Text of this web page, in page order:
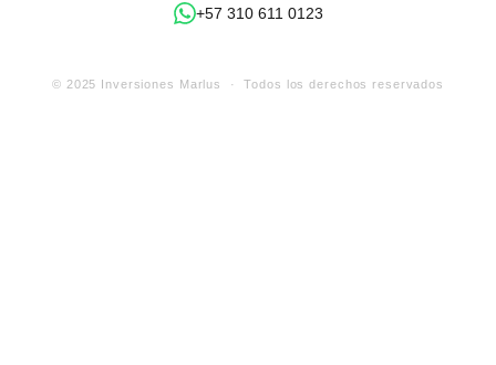
+57 310 611 0123
© 2025 Inversiones Marlus · Todos los derechos reservados